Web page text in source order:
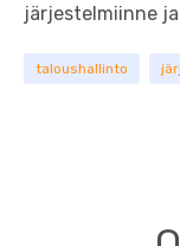
järjestelmiinne
taloushallinto